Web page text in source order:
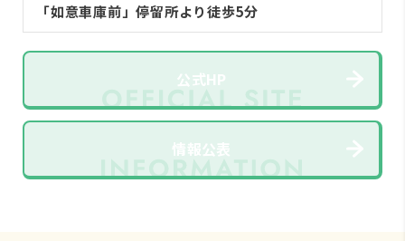
「如意車庫前」停留所より徒歩5分
公式HP
情報公表